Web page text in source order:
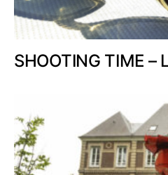
SHOOTING TIME –